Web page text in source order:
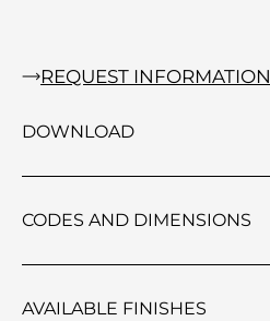
REQUEST INFORMATION
DOWNLOAD
CODES AND DIMENSIONS
AVAILABLE FINISHES